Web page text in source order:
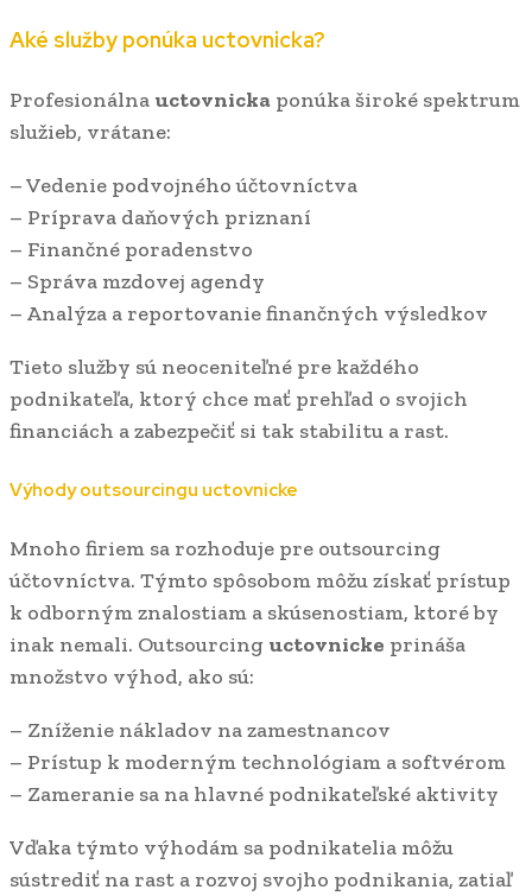
Aké služby ponúka uctovnicka?
Profesionálna uctovnicka ponúka široké spektrum
služieb, vrátane:
– Vedenie podvojného účtovníctva
– Príprava daňových priznaní
– Finančné poradenstvo
– Správa mzdovej agendy
– Analýza a reportovanie finančných výsledkov
Tieto služby sú neoceniteľné pre každého
podnikateľa, ktorý chce mať prehľad o svojich
financiách a zabezpečiť si tak stabilitu a rast.
Výhody outsourcingu uctovnicke
Mnoho firiem sa rozhoduje pre outsourcing
účtovníctva. Týmto spôsobom môžu získať prístup
k odborným znalostiam a skúsenostiam, ktoré by
inak nemali. Outsourcing uctovnicke prináša
množstvo výhod, ako sú:
– Zníženie nákladov na zamestnancov
– Prístup k moderným technológiam a softvérom
– Zameranie sa na hlavné podnikateľské aktivity
Vďaka týmto výhodám sa podnikatelia môžu
sústrediť na rast a rozvoj svojho podnikania, zatiaľ